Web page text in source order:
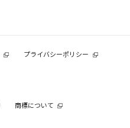
プライバシーポリシー
商標について